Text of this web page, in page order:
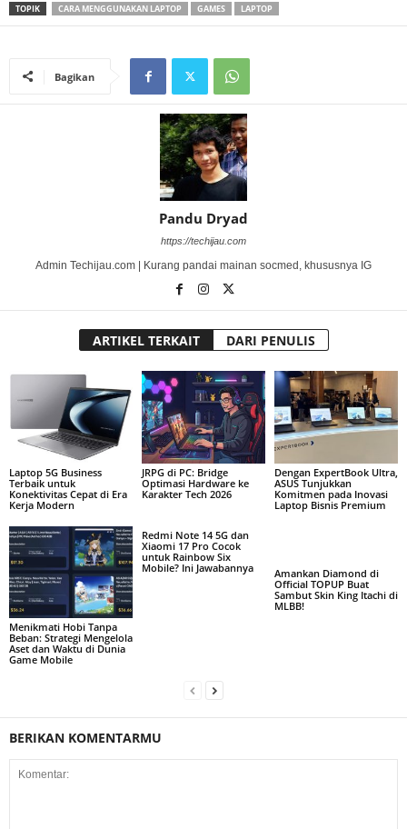
TOPIK CARA MENGGUNAKAN LAPTOP GAMES LAPTOP
Bagikan
Pandu Dryad
https://techijau.com
Admin Techijau.com | Kurang pandai mainan socmed, khususnya IG
ARTIKEL TERKAIT DARI PENULIS
Laptop 5G Business
Terbaik untuk
Konektivitas Cepat di Era
Kerja Modern
JRPG di PC: Bridge
Optimasi Hardware ke
Karakter Tech 2026
Dengan ExpertBook Ultra,
ASUS Tunjukkan
Komitmen pada Inovasi
Laptop Bisnis Premium
Menikmati Hobi Tanpa
Beban: Strategi Mengelola
Aset dan Waktu di Dunia
Game Mobile
Redmi Note 14 5G dan
Xiaomi 17 Pro Cocok
untuk Rainbow Six
Mobile? Ini Jawabannya
Amankan Diamond di
Official TOPUP Buat
Sambut Skin King Itachi di
MLBB!
BERIKAN KOMENTARMU